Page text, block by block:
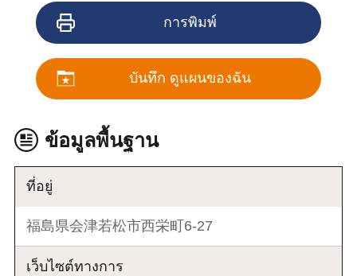
การพิมพ์
บันทึก ดูแผนของฉัน
ข้อมูลพื้นฐาน
ที่อยู่
福島県会津若松市西栄町6-27
เว็บไซต์ทางการ